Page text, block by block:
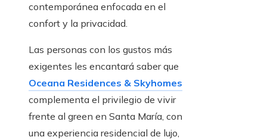
contemporánea enfocada en el
confort y la privacidad.
Las personas con los gustos más
exigentes les encantará saber que
Oceana Residences & Skyhomes
complementa el privilegio de vivir
frente al green en Santa María, con
una experiencia residencial de lujo,